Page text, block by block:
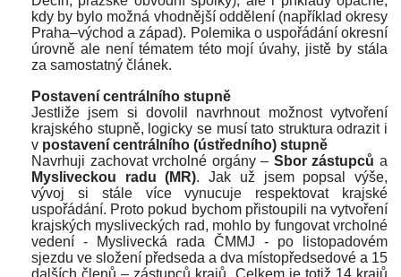
kdy by bylo možná vhodnější oddělení (například okresy
Praha–východ a západ). Polemika o uspořádání okresní
úrovně ale není tématem této mojí úvahy, jistě by stála
za samostatný článek.
Postavení centrálního stupně
Jestliže jsem si dovolil navrhnout možnost vytvoření
krajského stupně, logicky se musí tato struktura odrazit i
v postavení centrálního (ústředního) stupně
Navrhuji zachovat vrcholné orgány – Sbor zástupců a
Mysliveckou radu (MR). Jak už jsem popsal výše,
vývoj si stále více vynucuje respektovat krajské
uspořádání. Proto pokud bychom přistoupili na vytvoření
krajských mysliveckých rad, mohlo by fungovat vrcholné
vedení - Myslivecká rada ČMMJ - po listopadovém
jezdu ve složení předseda a dva místopředsedové a 15